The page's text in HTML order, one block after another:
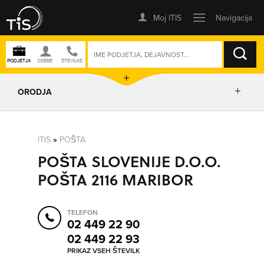
ISKANJE
ORODJA
POSLOVNE ENOTE
POŠLJI SMS
ITIS » POŠTA
POŠTA SLOVENIJE D.O.O.
POŠTA 2116 MARIBOR
TELEFON
02 449 22 90
02 449 22 93
PRIKAZ VSEH ŠTEVILK